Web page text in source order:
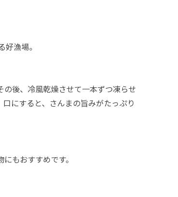
漁場。
の後、冷風乾燥させて一本ずつ凍らせ
にすると、さんまの旨みがたっぷり
もおすすめです。